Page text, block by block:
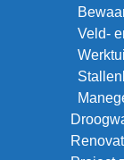
Veld-